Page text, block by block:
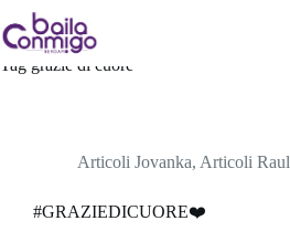
Salta
al
contenuto
Tag grazie di cuore
Articoli Jovanka, Articoli Raul
#GRAZIEDICUORE❤️